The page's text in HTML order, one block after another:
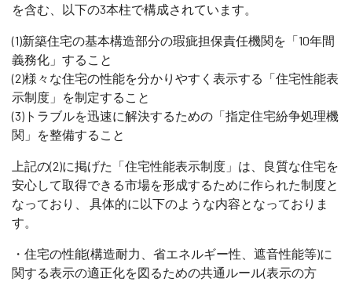
を含む、以下の3本柱で構成されています。
(1)新築住宅の基本構造部分の瑕疵担保責任機関を「10年間
義務化」すること
(2)様々な住宅の性能を分かりやすく表示する「住宅性能表
示制度」を制定すること
(3)トラブルを迅速に解決するための「指定住宅紛争処理機
関」を整備すること
上記の(2)に掲げた「住宅性能表示制度」は、良質な住宅を
安心して取得できる市場を形成するために作られた制度と
なっており、 具体的に以下のような内容となっておりま
す。
・住宅の性能(構造耐力、省エネルギー性、遮音性能等)に
関する表示の適正化を図るための共通ルール(表示の方